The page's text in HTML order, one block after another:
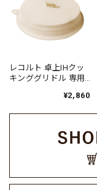
レコルト 卓上IHクッ
キンググリドル 専用
¥2,860